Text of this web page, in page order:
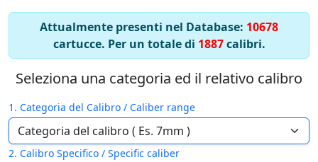
Attualmente presenti nel Database: 10678
cartucce. Per un totale di 1887calibri.
Seleziona una categoria ed il relativo calibro
1. Categoria del Calibro / Caliber range
2. Calibro Specifico / Specific caliber